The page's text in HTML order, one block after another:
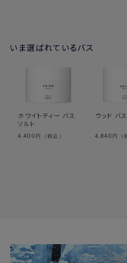
いま選ばれているバス
ホワイトティー バス
ソルト
4,400 円（税込）
ウッド バ
4,840 円（